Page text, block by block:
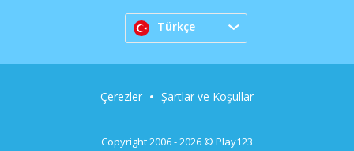
Türkçe
Copyright 2006 - 2026 © Play123
Çerezler Şartlar ve Koşullar